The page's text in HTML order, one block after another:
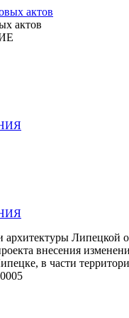
актов
архитектуры Липецкой
внесения
в части